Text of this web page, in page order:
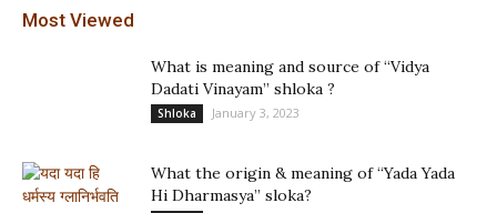
Most Viewed
What is meaning and source of “Vidya
Dadati Vinayam” shloka ?
Shloka January 3, 2023
What the origin & meaning of “Yada Yada
Hi Dharmasya” sloka?